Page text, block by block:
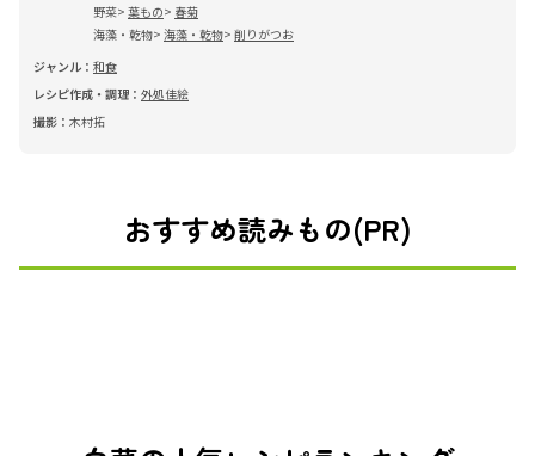
野菜 葉もの
春菊
海藻・乾物 海藻・乾物 削りがつお
ジャンル： 和食
レシピ作成・調理： 外処佳絵
撮影： 木村拓
おすすめ読みもの(PR)